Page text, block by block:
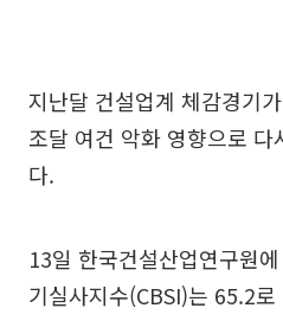
지난달 건설업계 체감경기
조달 여건 악화 영향으로
다.
13일 한국건설산업연구원
기실사지수(CBSI)는 65.2